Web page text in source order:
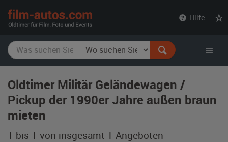
Hilfe
Oldtimer Militär Geländewagen /
Pickup der 1990er Jahre außen braun
mieten
1 bis 1 von insgesamt 1 Angeboten